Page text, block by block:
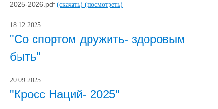
2025-2026.pdf (скачать) (посмотреть)
18.12.2025
"Со спортом дружить- здоровым
быть"
20.09.2025
"Кросс Наций- 2025"